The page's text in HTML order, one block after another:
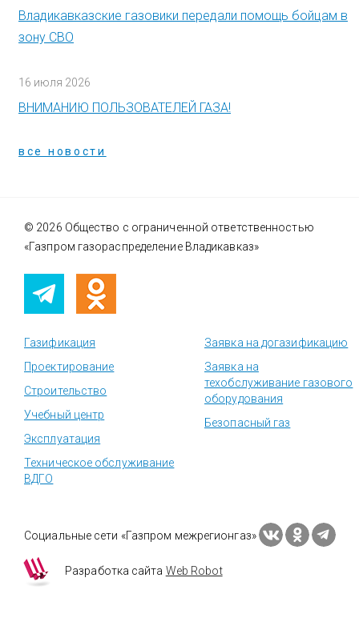
Владикавказские газовики передали помощь бойцам в
зону СВО
16 июля 2026
ВНИМАНИЮ ПОЛЬЗОВАТЕЛЕЙ ГАЗА!
все новости
© 2026 Общество с ограниченной ответственностью
«Газпром газораспределение Владикавказ»
Газификация
Проектирование
Строительство
Учебный центр
Эксплуатация
Техническое обслуживание
ВДГО
Заявка на догазификацию
Заявка на
техобслуживание газового
оборудования
Безопасный газ
Социальные сети «Газпром межрегионгаз»
Разработка сайта Web Robot